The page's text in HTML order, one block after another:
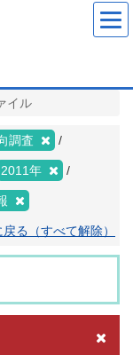
イル
調査
2011年
る（すべて解除）